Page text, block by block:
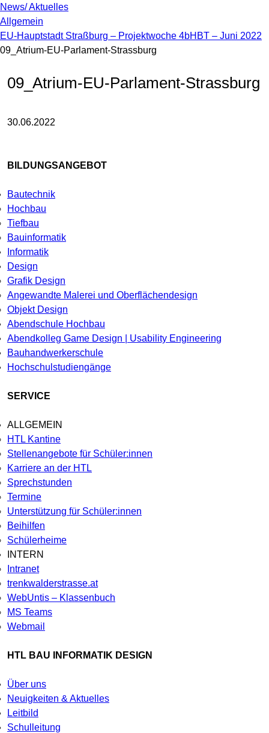
News/ Aktuelles
Allgemein
EU-Hauptstadt Straßburg – Projektwoche 4bHBT – Juni 2022
09_Atrium-EU-Parlament-Strassburg
09_Atrium-EU-Parlament-Strassburg
30.06.2022
BILDUNGSANGEBOT
Bautechnik
Hochbau
Tiefbau
Bauinformatik
Informatik
Design
Grafik Design
Angewandte Malerei und Oberflächendesign
Objekt Design
Abendschule Hochbau
Abendkolleg Game Design | Usability Engineering
Bauhandwerkerschule
Hochschulstudiengänge
SERVICE
ALLGEMEIN
HTL Kantine
Stellenangebote für Schüler:innen
Karriere an der HTL
Sprechstunden
Termine
Unterstützung für Schüler:innen
Beihilfen
Schülerheime
INTERN
Intranet
trenkwalderstrasse.at
WebUntis – Klassenbuch
MS Teams
Webmail
HTL BAU INFORMATIK DESIGN
Über uns
Neuigkeiten & Aktuelles
Leitbild
Schulleitung